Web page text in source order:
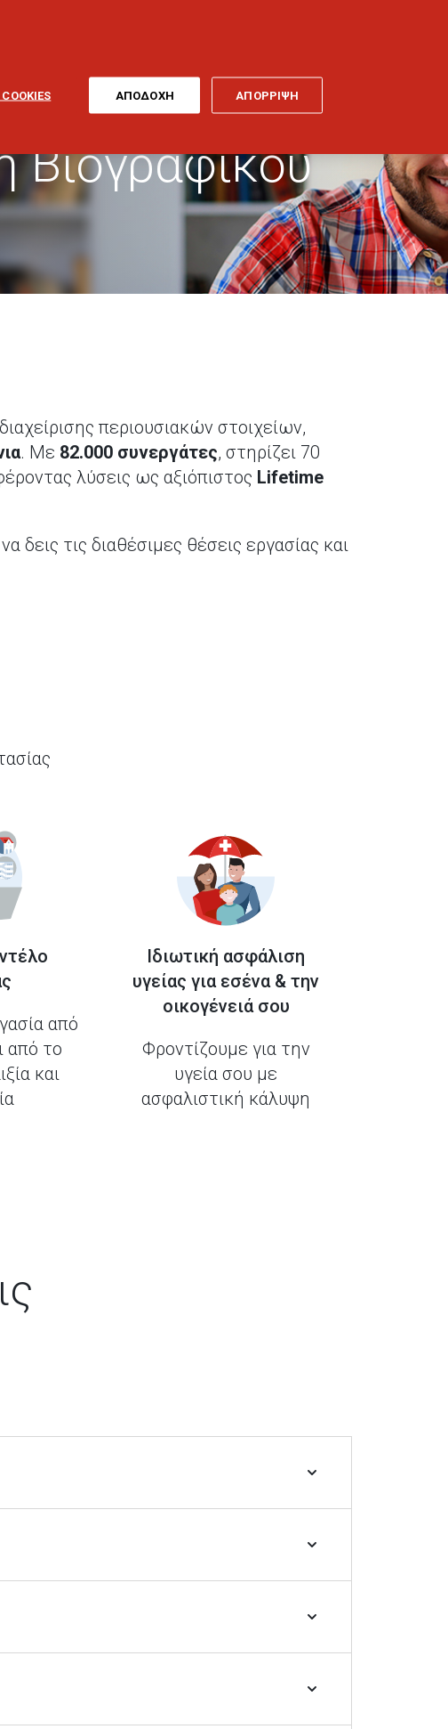
Βιογραφικού
περιουσιακών στοιχείων,
. Με 82.000 συνεργάτες, στηρίζει 70
λύσεις ως αξιόπιστος Lifetime
δεις τις διαθέσιμες θέσεις εργασίας και
από
από το
και
Ιδιωτική ασφάλιση
υγείας για εσένα & την
οικογένειά σου
Φροντίζουμε για την
υγεία σου με
ασφαλιστική κάλυψη
ΑΠΟΡΡΙΨΗ
ΑΠΟΔΟΧΗ